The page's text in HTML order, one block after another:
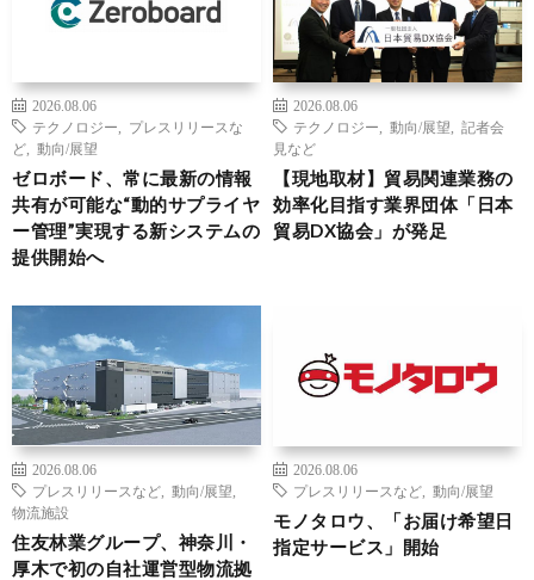
2026.08.06
テクノロジー
プレスリリースな
ど
動向/展望
ゼロボード、常に最新の情報
共有が可能な“動的サプライヤ
ー管理”実現する新システムの
提供開始へ
2026.08.06
テクノロジー
動向/展望
記者会
見など
【現地取材】貿易関連業務の
効率化目指す業界団体「日本
貿易DX協会」が発足
2026.08.06
プレスリリースなど
動向/展望
物流施設
住友林業グループ、神奈川・
厚木で初の自社運営型物流拠
2026.08.06
プレスリリースなど
動向/展望
モノタロウ、「お届け希望日
指定サービス」開始